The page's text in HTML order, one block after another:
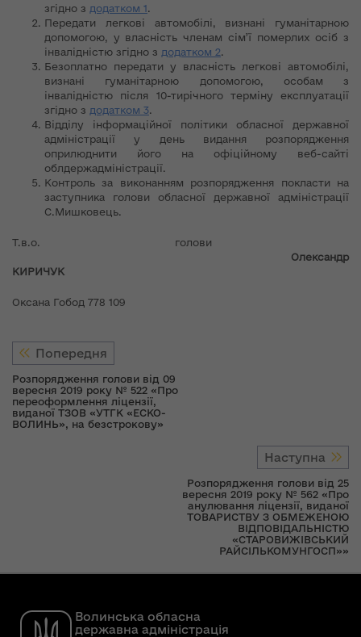
згідно з додатком 1.
Передати легкові автомобілі, визнані гуманітарною
допомогою, у власність членам сім’ї померлих осіб з
інвалідністю згідно з додатком 2.
Безоплатно передати у власність легкові автомобілі,
визнані гуманітарною допомогою, особам з
інвалідністю після 10-тирічного терміну експлуатації
згідно з додатком 3.
Відділу інформаційної політики обласної державної
адміністрації у день видання розпорядження
оприлюднити його на офіційному веб-сайті
облдержадміністрації.
Контроль за виконанням розпорядження покласти на
заступника голови обласної державної адміністрації
С.Мишковець.
Т.в.о. голови
Олександр
КИРИЧУК
Оксана Гобод 778 109
Попередня
Розпорядження голови від 09
вересня 2019 року № 522 «Про
переоформлення ліцензії,
виданої ТЗОВ «УТГК «ЕСКО-
ВОЛИНЬ», на безстрокову»
Наступна
Розпорядження голови від 25
вересня 2019 року № 562 «Про
анулювання ліцензії, виданої
ТОВАРИСТВУ З ОБМЕЖЕНОЮ
ВІДПОВІДАЛЬНІСТЮ
«СТАРОВИЖІВСЬКИЙ
РАЙСІЛЬКОМУНГОСП»»
Волинська обласна
державна адміністрація